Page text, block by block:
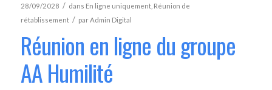
28/09/2028 / dans En ligne uniquement, Réunion de
rétablissement / parAdmin Digital
Réunion en ligne du groupe
AA Humilité